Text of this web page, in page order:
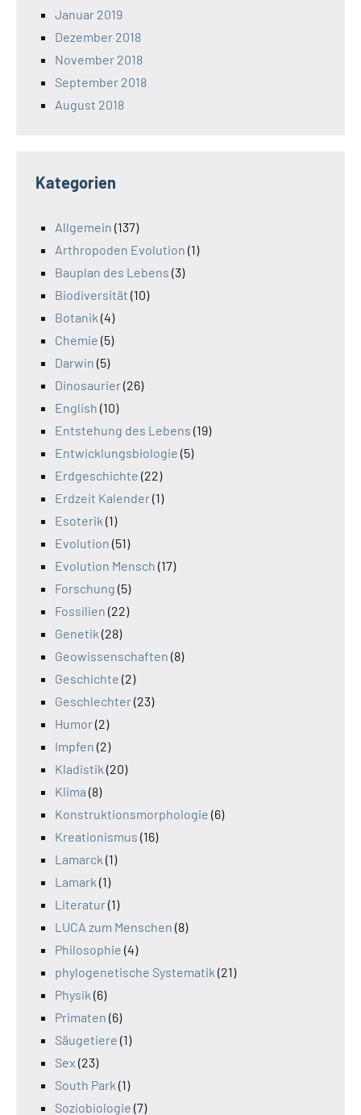
Januar 2019
Dezember 2018
November 2018
September 2018
August 2018
Kategorien
Allgemein (137)
Arthropoden Evolution (1)
Bauplan des Lebens (3)
Biodiversität (10)
Botanik (4)
Chemie (5)
Darwin (5)
Dinosaurier(26)
English (10)
Entstehung des Lebens (19)
Entwicklungsbiologie (5)
Erdgeschichte (22)
Erdzeit Kalender(1)
Esoterik (1)
Evolution (51)
Evolution Mensch (17)
Forschung (5)
Fossilien (22)
Genetik (28)
Geowissenschaften (8)
Geschichte (2)
Geschlechter(23)
Humor(2)
Impfen (2)
Kladistik (20)
Klima (8)
Konstruktionsmorphologie (6)
Kreationismus (16)
Lamarck (1)
Lamark (1)
Literatur(1)
LUCA zum Menschen (8)
Philosophie (4)
phylogenetische Systematik (21)
Physik (6)
Primaten (6)
Säugetiere (1)
Sex (23)
South Park (1)
Soziobiologie (7)